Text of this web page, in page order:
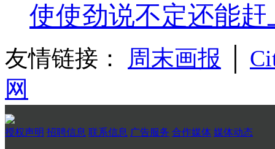
使使劲说不定还能
友情链接： 周末画报
网
授权声明 招聘信息 联系信息 广告服务 合作媒体 媒体动态